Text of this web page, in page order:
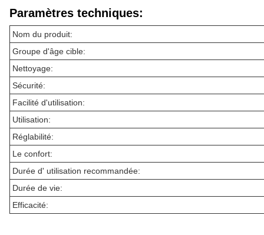
Paramètres techniques:
Nom du produit:
Groupe d'âge cible:
Nettoyage:
Sécurité:
Facilité d'utilisation:
Utilisation:
Réglabilité:
Le confort:
Durée d' utilisation recommandée:
Durée de vie:
Efficacité: